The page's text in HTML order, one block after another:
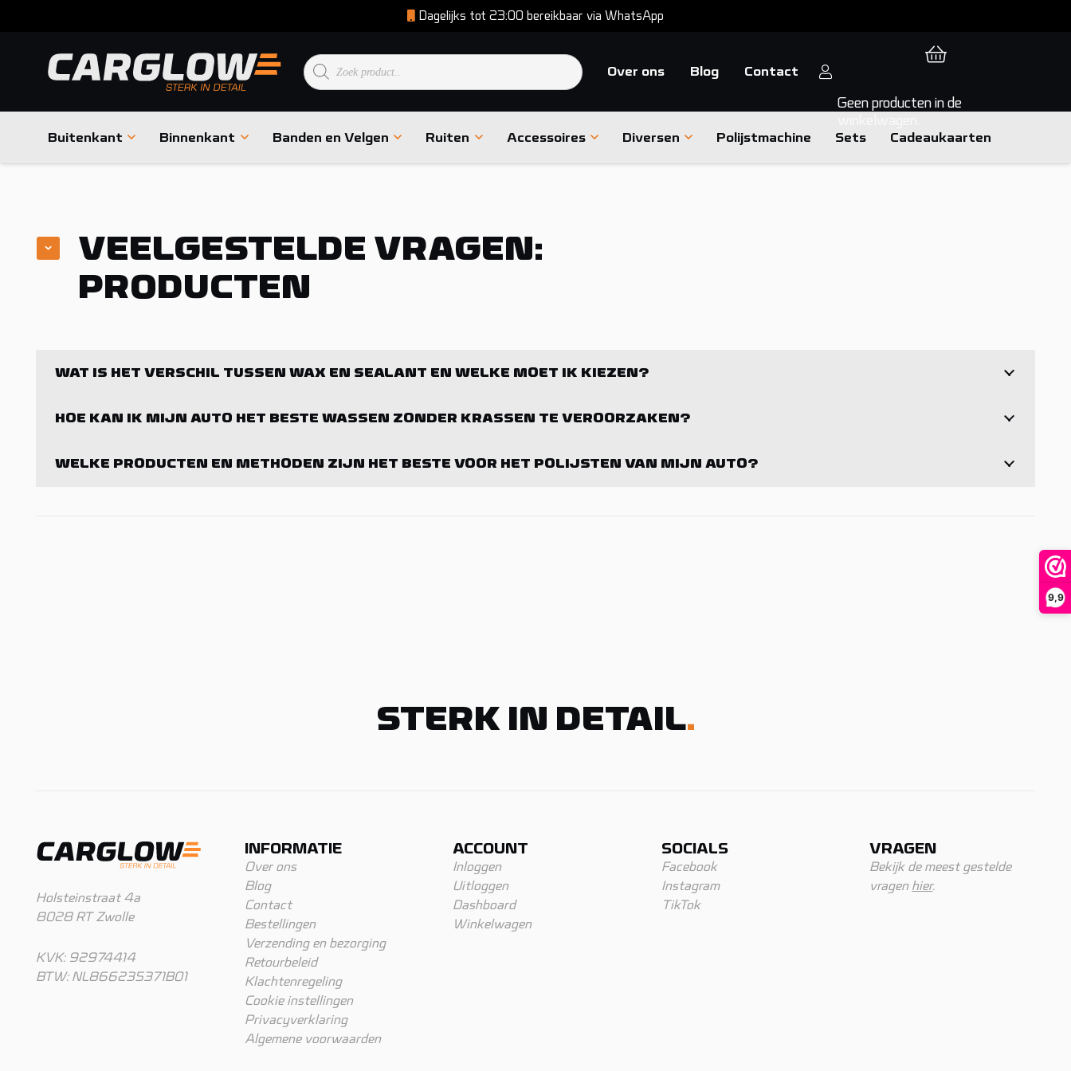
9,9
Dagelijks tot 23:00 bereikbaar via WhatsApp
Producten
zoeken
Over ons Blog Contact
Geen producten in de
Buitenkant Binnenkant Banden en Velgen Ruiten Accessoires Diversen Polijstmachine Sets Cadeaukaarten
VEELGESTELDE VRAGEN:
PRODUCTEN
WAT IS HET VERSCHIL TUSSEN WAX EN SEALANT EN WELKE MOET IK KIEZEN?
HOE KAN IK MIJN AUTO HET BESTE WASSEN ZONDER KRASSEN TE VEROORZAKEN?
WELKE PRODUCTEN EN METHODEN ZIJN HET BESTE VOOR HET POLIJSTEN VAN MIJN AUTO?
STERK IN DETAIL.
Holsteinstraat 4a
8028 RT Zwolle
KVK: 92974414
BTW: NL866235371B01
INFORMATIE
Over ons
Blog
Contact
Bestellingen
Verzending en bezorging
Retourbeleid
Klachtenregeling
Cookie instellingen
Privacyverklaring
Algemene voorwaarden
ACCOUNT
Inloggen
Uitloggen
Dashboard
Winkelwagen
SOCIALS
Facebook
Instagram
TikTok
VRAGEN
Bekijk de meest gestelde
vragen hier.